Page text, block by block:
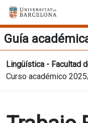
Guía
Lingüística - Facultad
Curso académico